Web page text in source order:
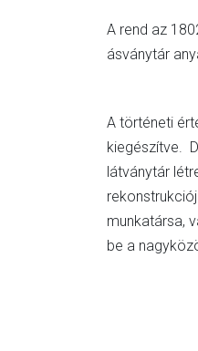
A rend az
ásványtár
A történeti
kiegészítve.
látványtár
munkatársa,
be a